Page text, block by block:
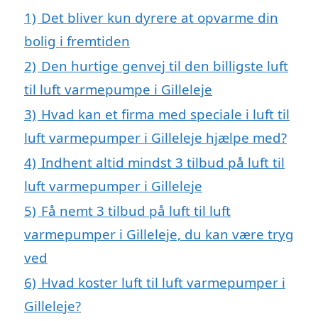
1) Det bliver kun dyrere at opvarme din
bolig i fremtiden
2) Den hurtige genvej til den billigste luft
til luft varmepumpe i Gilleleje
3) Hvad kan et firma med speciale i luft til
luft varmepumper i Gilleleje hjælpe med?
4) Indhent altid mindst 3 tilbud på luft til
luft varmepumper i Gilleleje
5) Få nemt 3 tilbud på luft til luft
varmepumper i Gilleleje, du kan være tryg
ved
6) Hvad koster luft til luft varmepumper i
Gilleleje?